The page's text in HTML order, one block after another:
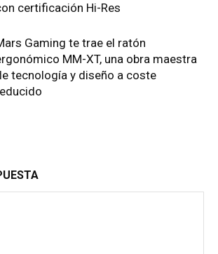
certificación Hi-Res
Gaming te trae el ratón
MM-XT, una obra maestra
tecnología y diseño a coste